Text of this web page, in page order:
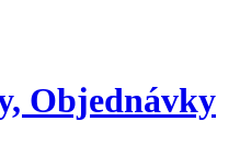
Objednávky